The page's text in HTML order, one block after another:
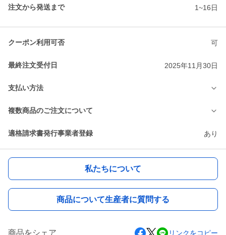
注文から発送まで 1~16日
クーポン利用可否 可
最終注文受付日 2025年11月30日
支払い方法
複数商品のご注文について
適格請求書発行事業者登録 あり
私たちについて
商品について生産者に質問する
商品をシェア リンクをコピー